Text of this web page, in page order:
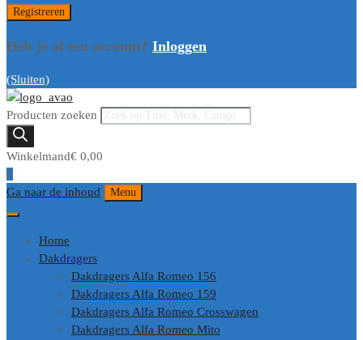
Heb je al een account? Inloggen
(Sluiten)
Producten zoeken
Winkelmand€ 0,00
0
Ga naar de inhoud
Menu
Home
Dakdragers
Dakdragers Alfa Romeo 156
Dakdragers Alfa Romeo 159
Dakdragers Alfa Romeo Crosswagen
Dakdragers Alfa Romeo Mito